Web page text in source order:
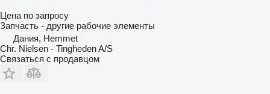
Цена по запросу
Запчасть - другие рабочие элементы
Дания, Hemmet
Chr. Nielsen - Tingheden A/S
Связаться с продавцом